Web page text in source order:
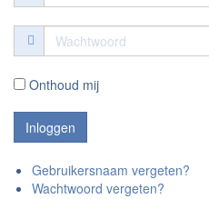
Onthoud mij
Gebruikersnaam vergeten?
Wachtwoord vergeten?